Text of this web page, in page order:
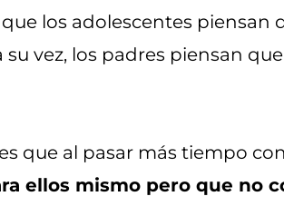
los adolescentes piensan
vez, los padres piensan
que al pasar más tiempo
ellos mismo pero que no